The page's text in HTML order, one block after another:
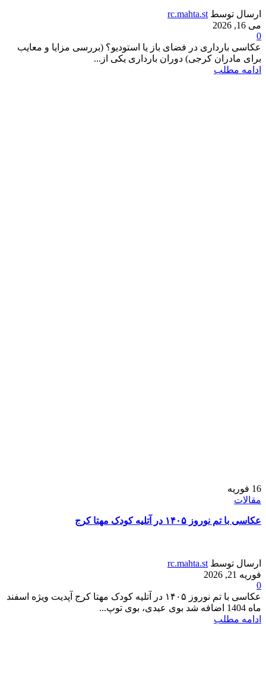
ارسال توسط rc.mahta.st
می 16, 2026
0
عکاسی بارداری در فضای باز یا استودیو؟ (بررسی مزایا و معایب
برای مادران کرجی) دوران بارداری یکی از...
ادامه مطلب
16 فوریه
مقالات
عکاسی با تم نوروز ۱۴۰۵ در آتلیه کودک مهتا کرج
ارسال توسط rc.mahta.st
فوریه 21, 2026
0
عکاسی با تم نوروز ۱۴۰۵ در آتلیه کودک مهتا کرج آپدیت ویژه اسفند
ماه 1404 اضافه شد بوی عیدی، بوی توپ...
ادامه مطلب